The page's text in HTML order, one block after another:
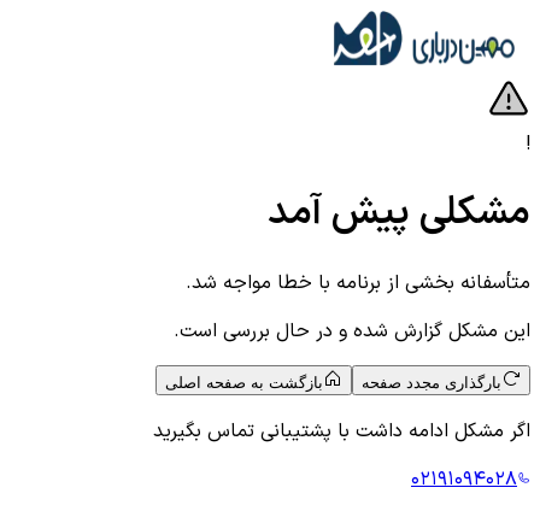
!
مشکلی پیش آمد
متأسفانه بخشی از برنامه با خطا مواجه شد.
این مشکل گزارش شده و در حال بررسی است.
بارگذاری مجدد صفحه بازگشت به صفحه اصلی
اگر مشکل ادامه داشت با پشتیبانی تماس بگیرید
۰۲۱۹۱۰۹۴۰۲۸